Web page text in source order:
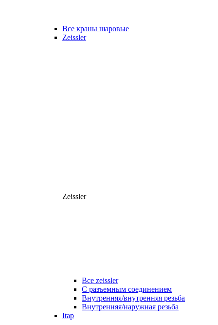
Все краны шаровые
Zeissler
Zeissler
Все zeissler
С разъемным соединением
Внутренняя/внутренняя резьба
Внутренняя/наружная резьба
Itap